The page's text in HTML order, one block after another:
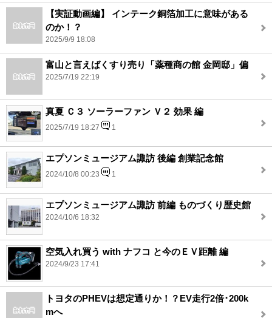
【実証動画編】 インテーク銅箔加工に意味がある
のか！？
2025/9/9 18:08
富山と言えばくすり売り「薬種商の館 金岡邸」偏
2025/7/19 22:19
真夏 Ｃ３ ソーラーファン Ｖ２ 効果 編
2025/7/19 18:27 1
エプソンミュージアム諏訪 後編 創業記念館
2024/10/8 00:23 1
エプソンミュージアム諏訪 前編 ものづくり歴史館
2024/10/6 18:32
空気入れ買う with ナフコ と今のＥＶ距離 編
2024/9/23 17:41
トヨタのPHEVは想定通りか！？EV走行2倍･200k
mへ